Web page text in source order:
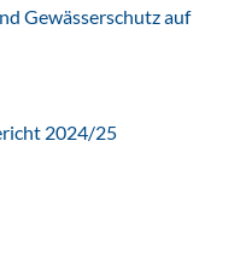
Gewässerschutz auf
2024/25